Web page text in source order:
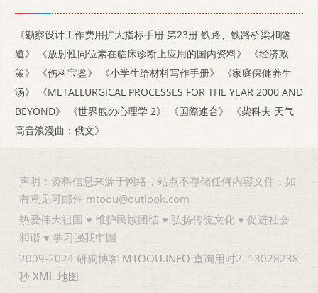
《勘察设计工作费用扩大指标手册 第23册 铁路、铁路桥梁和隧
道》
《放射性同位素在临床诊断上应用的国内资料》
《经济政
策》
《伤科宝鉴》 《小学生给材料写作手册》
《家庭保健养生
汤》
《METALLURGICAL PROCESSES FOR THE YEAR 2000 AND
BEYOND》
《世界観の心理学 2》 《国際連合》
《柴科夫 天气
高音浪漫曲：俄文》
声明：资料信息来源于网络，站点不存储任何内容文件，如
有意见可邮件 mtoou@outlook.com
热爱伟大祖国 ♥ 维护民族团结 ♥ 弘扬传统文化 ♥ 促进社会
和谐 ♥ 学习强我中国
2009-2024 研狗博客 MTOOU.INFO 查询用时2. 13028238
秒 XML 地图